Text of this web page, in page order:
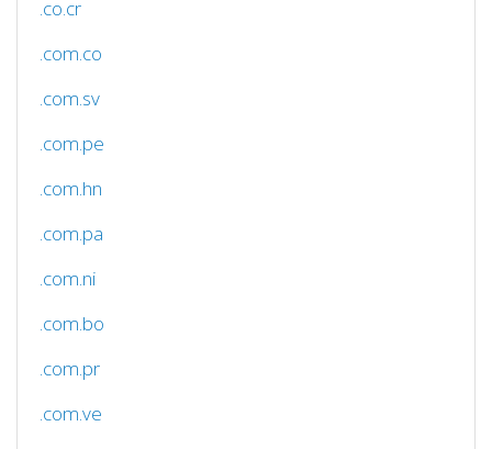
.co.cr
.com.co
.com.sv
.com.pe
.com.hn
.com.pa
.com.ni
.com.bo
.com.pr
.com.ve